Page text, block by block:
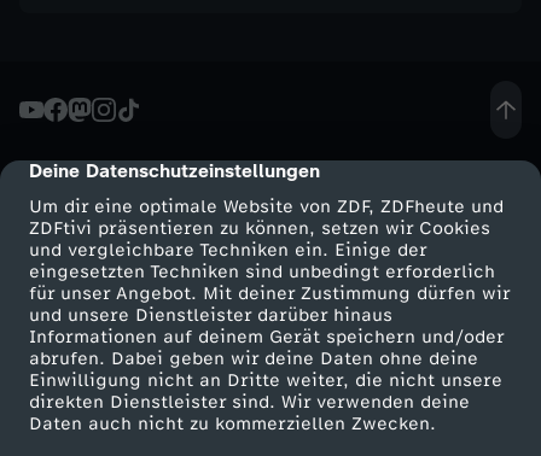
cmp-dialog-description
Deine Datenschutzeinstellungen
Um dir eine optimale Website von ZDF, ZDFheute und
ZDFtivi präsentieren zu können, setzen wir Cookies
und vergleichbare Techniken ein. Einige der
eingesetzten Techniken sind unbedingt erforderlich
für unser Angebot. Mit deiner Zustimmung dürfen wir
und unsere Dienstleister darüber hinaus
Informationen auf deinem Gerät speichern und/oder
abrufen. Dabei geben wir deine Daten ohne deine
Einwilligung nicht an Dritte weiter, die nicht unsere
direkten Dienstleister sind. Wir verwenden deine
Daten auch nicht zu kommerziellen Zwecken.
Mehr ZDF
ZDF-Apps
Smart TV
ZDFtext
Service
ZDFmitreden
Kontakt zum ZDF
Tickets